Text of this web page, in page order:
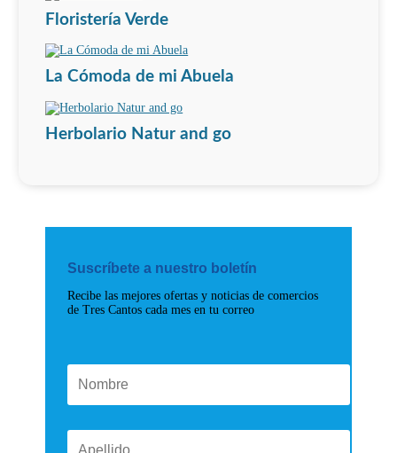
Floristería Verde
La Cómoda de mi Abuela
Herbolario Natur and go
Suscríbete a nuestro boletín
Recibe las mejores ofertas y noticias de comercios
de Tres Cantos cada mes en tu correo